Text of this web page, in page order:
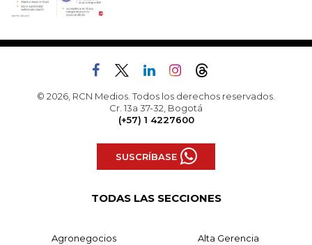
© 2026, RCN Medios. Todos los derechos reservados.
Cr. 13a 37-32, Bogotá
(+57) 1 4227600
SUSCRÍBASE
TODAS LAS SECCIONES
Agronegocios Alta Gerencia